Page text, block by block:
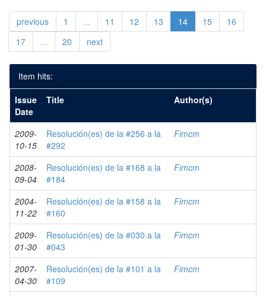
previous 1 ... 11 12 13 14 15
16
17
... 20 next
Item hits:
Issue
Date
Title Author(s)
2009-
10-15
Resolución(es) de la #256 a la
#292
Fimcm
2008-
09-04
Resolución(es) de la #168 a la
#184
Fimcm
2004-
11-22
Resolución(es) de la #158 a la
#160
Fimcm
2009-
01-30
Resolución(es) de la #030 a la
#043
Fimcm
2007-
04-30
Resolución(es) de la #101 a la
#109
Fimcm